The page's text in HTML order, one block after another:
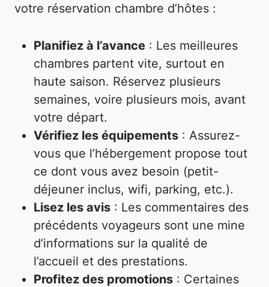
votre réservation chambre d’hôtes :
Planifiez à l’avance : Les meilleures
chambres partent vite, surtout en
haute saison. Réservez plusieurs
semaines, voire plusieurs mois, avant
votre départ.
Vérifiez les équipements : Assurez-
vous que l’hébergement propose tout
ce dont vous avez besoin (petit-
déjeuner inclus, wifi, parking, etc.).
Lisez les avis : Les commentaires des
précédents voyageurs sont une mine
d’informations sur la qualité de
l’accueil et des prestations.
Profitez des promotions : Certaines